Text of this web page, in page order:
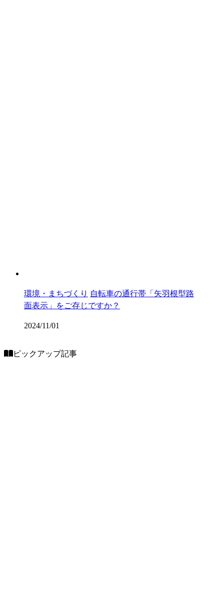
環境・まちづくり 自転車の通行帯「矢羽根型路
面表示」をご存じですか？
2024/11/01
ピックアップ記事